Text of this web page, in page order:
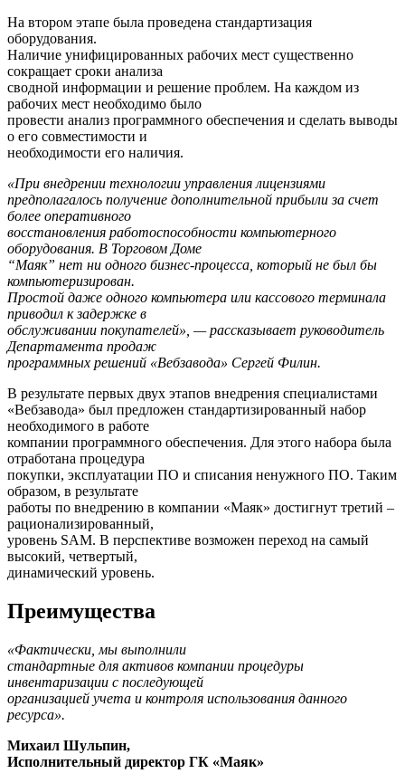
На втором этапе была проведена стандартизация
оборудования.
Наличие унифицированных рабочих мест существенно
сокращает сроки анализа
сводной информации и решение проблем. На каждом из
рабочих мест необходимо было
провести анализ программного обеспечения и сделать выводы
о его совместимости и
необходимости его наличия.
«При внедрении технологии управления лицензиями
предполагалось получение дополнительной прибыли за счет
более оперативного
восстановления работоспособности компьютерного
оборудования. В Торговом Доме
“Маяк” нет ни одного бизнес-процесса, который не был бы
компьютеризирован.
Простой даже одного компьютера или кассового терминала
приводил к задержке в
обслуживании покупателей», — рассказывает руководитель
Департамента продаж
программных решений «Вебзавода» Сергей Филин.
В результате первых двух этапов внедрения специалистами
«Вебзавода» был предложен стандартизированный набор
необходимого в работе
компании программного обеспечения. Для этого набора была
отработана процедура
покупки, эксплуатации ПО и списания ненужного ПО. Таким
образом, в результате
работы по внедрению в компании «Маяк» достигнут третий –
рационализированный,
уровень SAM. В перспективе возможен переход на самый
высокий, четвертый,
динамический уровень.
Преимущества
«Фактически, мы выполнили
стандартные для активов компании процедуры
инвентаризации с последующей
организацией учета и контроля использования данного
ресурса».
Михаил Шульпин,
Исполнительный директор ГК «Маяк»